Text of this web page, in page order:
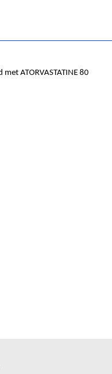
ATORVASTATINE 80